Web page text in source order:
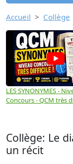
Accueil Collège
LES SYNONYMES -
Concours - QCM très
Collège: Le
un récit